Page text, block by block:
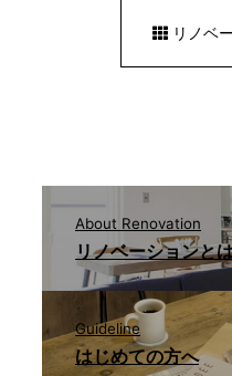
リノベ
About Renovation
リノベーションと
Guideline
はじめての方へ